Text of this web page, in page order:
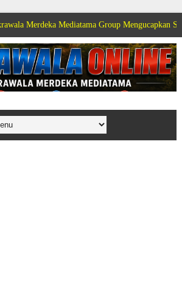
Mediatama Group Mengucapkan Selamat